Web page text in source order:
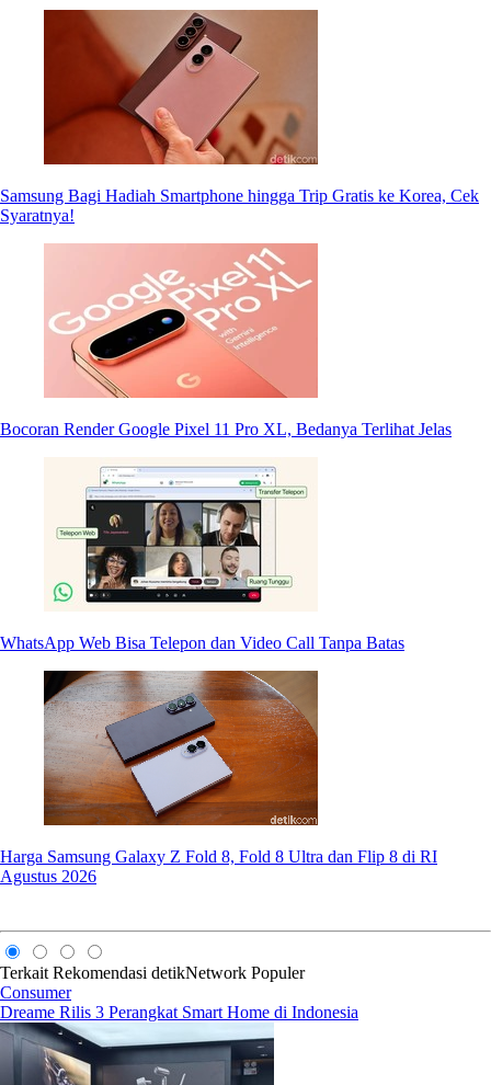
Samsung Bagi Hadiah Smartphone hingga Trip Gratis ke Korea, Cek
Syaratnya!
Bocoran Render Google Pixel 11 Pro XL, Bedanya Terlihat Jelas
WhatsApp Web Bisa Telepon dan Video Call Tanpa Batas
Harga Samsung Galaxy Z Fold 8, Fold 8 Ultra dan Flip 8 di RI
Agustus 2026
Terkait Rekomendasi detikNetwork Populer
Consumer
Dreame Rilis 3 Perangkat Smart Home di Indonesia